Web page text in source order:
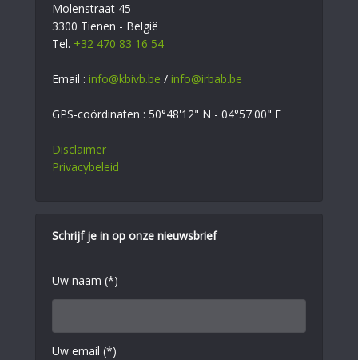
Molenstraat 45
3300 Tienen - België
Tel. +32 470 83 16 54
Email : info@kbivb.be / info@irbab.be
GPS-coördinaten : 50°48'12" N - 04°57'00" E
Disclaimer
Privacybeleid
Schrijf je in op onze nieuwsbrief
Uw naam (*)
Uw email (*)